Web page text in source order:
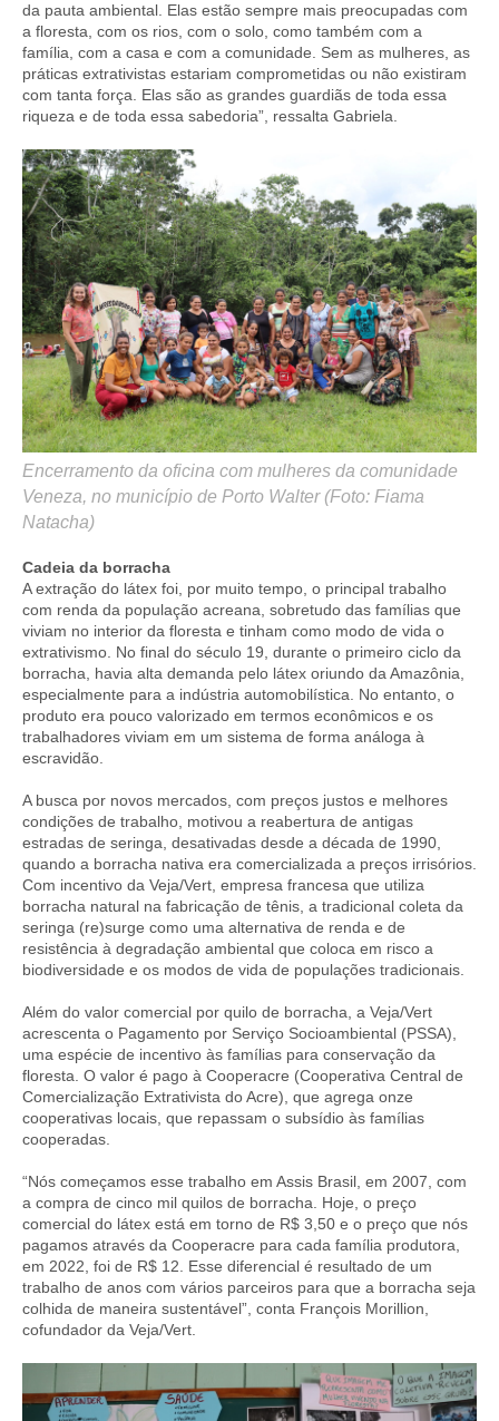
da pauta ambiental. Elas estão sempre mais preocupadas com
a floresta, com os rios, com o solo, como também com a
família, com a casa e com a comunidade. Sem as mulheres, as
práticas extrativistas estariam comprometidas ou não existiram
com tanta força. Elas são as grandes guardiãs de toda essa
riqueza e de toda essa sabedoria”, ressalta Gabriela.
Encerramento da oficina com mulheres da comunidade
Veneza, no município de Porto Walter (Foto: Fiama
Natacha)
Cadeia da borracha
A extração do látex foi, por muito tempo, o principal trabalho
com renda da população acreana, sobretudo das famílias que
viviam no interior da floresta e tinham como modo de vida o
extrativismo. No final do século 19, durante o primeiro ciclo da
borracha, havia alta demanda pelo látex oriundo da Amazônia,
especialmente para a indústria automobilística. No entanto, o
produto era pouco valorizado em termos econômicos e os
trabalhadores viviam em um sistema de forma análoga à
escravidão.
A busca por novos mercados, com preços justos e melhores
condições de trabalho, motivou a reabertura de antigas
estradas de seringa, desativadas desde a década de 1990,
quando a borracha nativa era comercializada a preços irrisórios.
Com incentivo da Veja/Vert, empresa francesa que utiliza
borracha natural na fabricação de tênis, a tradicional coleta da
seringa (re)surge como uma alternativa de renda e de
resistência à degradação ambiental que coloca em risco a
biodiversidade e os modos de vida de populações tradicionais.
Além do valor comercial por quilo de borracha, a Veja/Vert
acrescenta o Pagamento por Serviço Socioambiental (PSSA),
uma espécie de incentivo às famílias para conservação da
floresta. O valor é pago à Cooperacre (Cooperativa Central de
Comercialização Extrativista do Acre), que agrega onze
cooperativas locais, que repassam o subsídio às famílias
cooperadas.
“Nós começamos esse trabalho em Assis Brasil, em 2007, com
a compra de cinco mil quilos de borracha. Hoje, o preço
comercial do látex está em torno de R$ 3,50 e o preço que nós
pagamos através da Cooperacre para cada família produtora,
em 2022, foi de R$ 12. Esse diferencial é resultado de um
trabalho de anos com vários parceiros para que a borracha seja
colhida de maneira sustentável”, conta François Morillion,
cofundador da Veja/Vert.